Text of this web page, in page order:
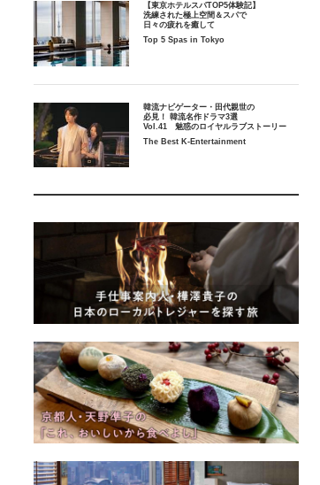
【東京ホテルスパTOP5体験記】
洗練された極上空間＆スパで
日々の疲れを癒して
Top 5 Spas in Tokyo
韓流ナビゲーター・田代親世の
必見！ 韓流名作ドラマ3選
Vol.41 魅惑のロイヤルラブストーリー
The Best K-Entertainment